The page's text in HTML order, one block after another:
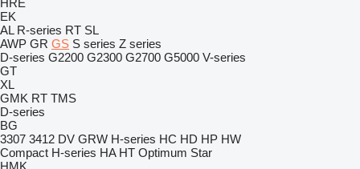
HRE
EK
AL R-series RT SL
AWP GR GS S series Z series
D-series G2200 G2300 G2700 G5000 V-series
GT
XL
GMK RT TMS
D-series
BG
3307 3412 DV GRW H-series HC HD HP HW
Compact H-series HA HT Optimum Star
HMK